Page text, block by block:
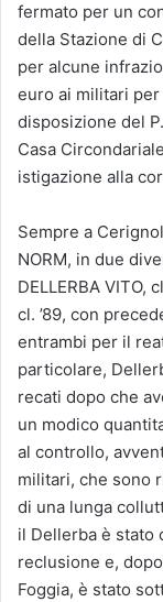
fermato per un
della Stazione di
per alcune
euro ai militari per
disposizione del
Casa
istigazione alla
Sempre a
NORM, in due
DELLERBA VITO,
cl. ’89, con
entrambi per il
particolare,
recati dopo che
un modico
al controllo,
militari, che sono
di una lunga
il Dellerba è stato
reclusione e,
Foggia, è stato